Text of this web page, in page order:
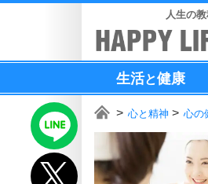
人生の
生活と健康
心と精神 心の